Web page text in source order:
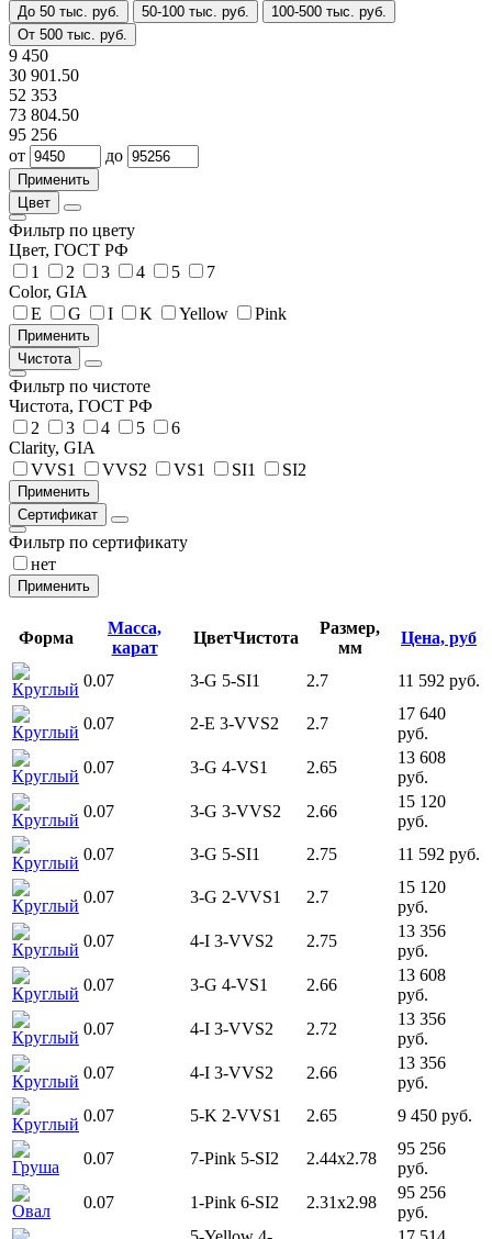
До 50 тыс. руб. 50-100 тыс. руб.
100-500 тыс. руб.
От 500 тыс. руб.
9 450
30 901.50
52 353
73 804.50
95 256
от
до
Цвет
Фильтр по цвету
Цвет, ГОСТ РФ
1
2 3 4 5
7
Color, GIA
E
G I K Yellow Pink
Чистота
Фильтр по чистоте
Чистота, ГОСТ РФ
2
3 4 5
6
Clarity, GIA
VVS1
VVS2 VS1 SI1 SI2
Сертификат
Фильтр по сертификату
нет
Форма
Масса,
карат
ЦветЧистота
Размер,
мм
Цена, руб
Круглый 0.07 3-G 5-SI1 2.7 11 592 руб.
Круглый 0.07 2-E 3-VVS2 2.7
17 640
руб.
Круглый 0.07 3-G 4-VS1 2.65
13 608
руб.
Круглый 0.07 3-G 3-VVS2 2.66
15 120
руб.
Круглый 0.07 3-G 5-SI1 2.75 11 592 руб.
Круглый 0.07 3-G 2-VVS1 2.7
15 120
руб.
Круглый 0.07 4-I 3-VVS2 2.75
13 356
руб.
Круглый 0.07 3-G 4-VS1 2.66
13 608
руб.
Круглый 0.07 4-I 3-VVS2 2.72
13 356
руб.
Круглый 0.07 4-I 3-VVS2 2.66
13 356
руб.
Круглый 0.07 5-K 2-VVS1 2.65 9 450 руб.
Груша 0.07 7-Pink 5-SI2 2.44x2.78
95 256
руб.
Овал 0.07 1-Pink 6-SI2 2.31x2.98
95 256
руб.